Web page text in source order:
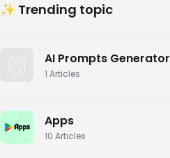
✨ Trending topic
AI Prompts Generator
1 Articles
Apps
10 Articles